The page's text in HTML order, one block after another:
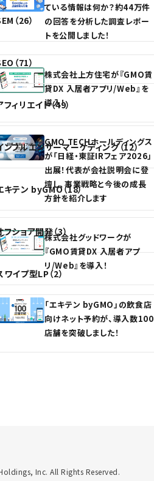
（26）
（71）
フィリエイト（49）
ンフルエンサーマーケティング（12）
キテン byGMO（18）
フショア開発（3）
ワイプ型LP（2）
ている情報は何か？約44万件
の回答を分析した調査レポー
トを公開しました！
株式会社上方住宅が『GMO賃
貸DX 入居者アプリ/Web』を
導入！
GMO TECHホールディングス
が「日経・東証IRフェア2026」
出展！代表が会社説明会に登
壇し、事業戦略と今後の成長
方針を紹介します
株式会社グッドワークが
『GMO賃貸DX 入居者アプ
リ/Web』を導入！
「エキテン byGMO」の飲食店
向けネット予約が、導入数100
店舗を突破しました！
Inc. All Rights Reserved.